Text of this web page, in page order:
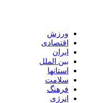
ورزش
اقتصادی
ایران
بین الملل
استانها
سلامت
فرهنگ
انرژی